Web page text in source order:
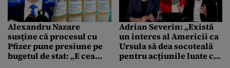
Alexandru Nazare
susține că procesul cu
Pfizer pune presiune pe
bugetul de stat: „E cea
Adrian Severin: „Există
un interes al Americii ca
Ursula să dea socoteală
pentru acțiunile luate ca